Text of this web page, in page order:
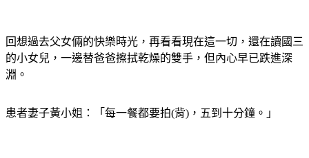
回想過去父女倆的快樂時光，再看看現在這一切，還在讀國三
的小女兒，一邊替爸爸擦拭乾燥的雙手，但內心早已跌進深
淵。
患者妻子黃小姐：「每一餐都要拍(背)，五到十分鐘。」